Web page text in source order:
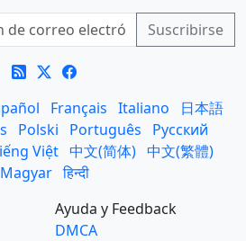
Français Italiano
日本語
Polski Português
Русский
Việt 中文(简体) 中文(繁體)
Magyar हिन्दी
Ayuda y Feedback
DMCA